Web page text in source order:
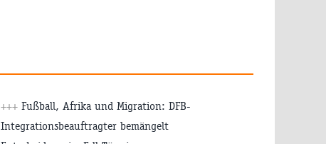
+++ Fußball, Afrika und Migration: DFB-
Integrationsbeauftragter bemängelt